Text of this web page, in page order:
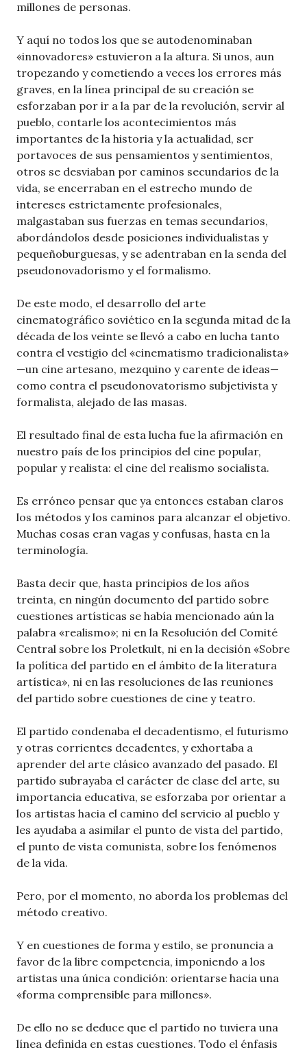
millones de personas.
Y aquí no todos los que se autodenominaban
«innovadores» estuvieron a la altura. Si unos, aun
tropezando y cometiendo a veces los errores más
graves, en la línea principal de su creación se
esforzaban por ir a la par de la revolución, servir al
pueblo, contarle los acontecimientos más
importantes de la historia y la actualidad, ser
portavoces de sus pensamientos y sentimientos,
otros se desviaban por caminos secundarios de la
vida, se encerraban en el estrecho mundo de
intereses estrictamente profesionales,
malgastaban sus fuerzas en temas secundarios,
abordándolos desde posiciones individualistas y
pequeñoburguesas, y se adentraban en la senda del
pseudonovadorismo y el formalismo.
De este modo, el desarrollo del arte
cinematográfico soviético en la segunda mitad de la
década de los veinte se llevó a cabo en lucha tanto
contra el vestigio del «cinematismo tradicionalista»
—un cine artesano, mezquino y carente de ideas—
como contra el pseudonovatorismo subjetivista y
formalista, alejado de las masas.
El resultado final de esta lucha fue la afirmación en
nuestro país de los principios del cine popular,
popular y realista: el cine del realismo socialista.
Es erróneo pensar que ya entonces estaban claros
los métodos y los caminos para alcanzar el objetivo.
Muchas cosas eran vagas y confusas, hasta en la
terminología.
Basta decir que, hasta principios de los años
treinta, en ningún documento del partido sobre
cuestiones artísticas se había mencionado aún la
palabra «realismo»; ni en la Resolución del Comité
Central sobre los Proletkult, ni en la decisión «Sobre
la política del partido en el ámbito de la literatura
artística», ni en las resoluciones de las reuniones
del partido sobre cuestiones de cine y teatro.
El partido condenaba el decadentismo, el futurismo
y otras corrientes decadentes, y exhortaba a
aprender del arte clásico avanzado del pasado. El
partido subrayaba el carácter de clase del arte, su
importancia educativa, se esforzaba por orientar a
los artistas hacia el camino del servicio al pueblo y
les ayudaba a asimilar el punto de vista del partido,
el punto de vista comunista, sobre los fenómenos
de la vida.
Pero, por el momento, no aborda los problemas del
método creativo.
Y en cuestiones de forma y estilo, se pronuncia a
favor de la libre competencia, imponiendo a los
artistas una única condición: orientarse hacia una
«forma comprensible para millones».
De ello no se deduce que el partido no tuviera una
línea definida en estas cuestiones. Todo el énfasis